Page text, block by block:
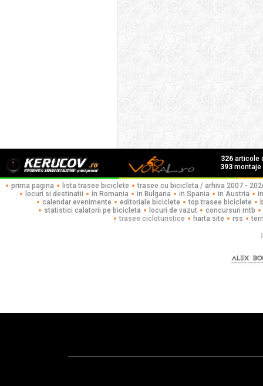
326articole
393montaje
prima pagina lista trasee biciclete
trasee cu bicicleta / arhiva 2007 -
locuri si destinatii
in Romania in Bulgaria in Spania in Austria
calendar evenimente
editoriale biciclete top trasee biciclete
statistici calatorii pe bicicleta
locuri de vazut
concursuri mtb
trasee cicloturistice
harta site rss